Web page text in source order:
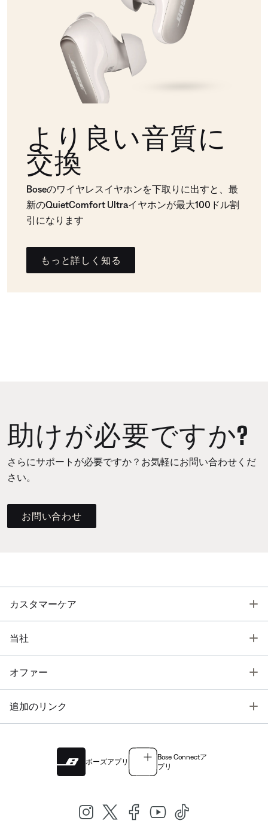
より良い音質に
交換
Boseのワイヤレスイヤホンを下取りに出すと、最
新のQuietComfort Ultraイヤホンが最大100ドル割
引になります
もっと詳しく知る
助けが必要ですか?
さらにサポートが必要ですか？お気軽にお問い合わせくだ
さい。
お問い合わせ
カスタマーケア
当社
オファー
追加のリンク
ボーズアプリ
Bose Connectア
プリ